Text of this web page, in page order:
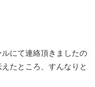
にて連絡頂きましたの
たところ、すんなりと